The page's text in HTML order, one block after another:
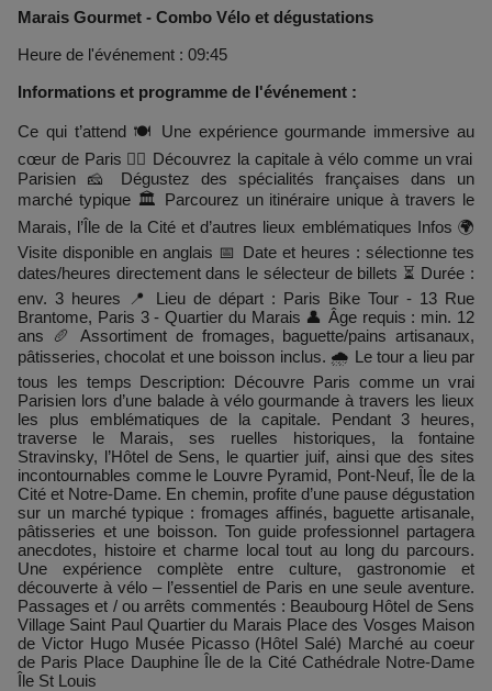
Marais Gourmet - Combo Vélo et dégustations
Heure de l'événement : 09:45
Informations et programme de l'événement :
Ce qui t’attend 🍽 Une expérience gourmande immersive au
cœur de Paris 🚴‍♂️ Découvrez la capitale à vélo comme un vrai
Parisien 🧀 Dégustez des spécialités françaises dans un
marché typique 🏛 Parcourez un itinéraire unique à travers le
Marais, l’Île de la Cité et d’autres lieux emblématiques Infos 🌍
Visite disponible en anglais 📅 Date et heures : sélectionne tes
dates/heures directement dans le sélecteur de billets ⏳ Durée :
env. 3 heures 📍 Lieu de départ : Paris Bike Tour - 13 Rue
Brantome, Paris 3 - Quartier du Marais 👤 Âge requis : min. 12
ans 🥖 Assortiment de fromages, baguette/pains artisanaux,
pâtisseries, chocolat et une boisson inclus. 🌧 Le tour a lieu par
tous les temps Description: Découvre Paris comme un vrai
Parisien lors d’une balade à vélo gourmande à travers les lieux
les plus emblématiques de la capitale. Pendant 3 heures,
traverse le Marais, ses ruelles historiques, la fontaine
Stravinsky, l’Hôtel de Sens, le quartier juif, ainsi que des sites
incontournables comme le Louvre Pyramid, Pont-Neuf, Île de la
Cité et Notre-Dame. En chemin, profite d’une pause dégustation
sur un marché typique : fromages affinés, baguette artisanale,
pâtisseries et une boisson. Ton guide professionnel partagera
anecdotes, histoire et charme local tout au long du parcours.
Une expérience complète entre culture, gastronomie et
découverte à vélo – l’essentiel de Paris en une seule aventure.
Passages et / ou arrêts commentés : Beaubourg Hôtel de Sens
Village Saint Paul Quartier du Marais Place des Vosges Maison
de Victor Hugo Musée Picasso (Hôtel Salé) Marché au coeur
de Paris Place Dauphine Île de la Cité Cathédrale Notre-Dame
Île St Louis